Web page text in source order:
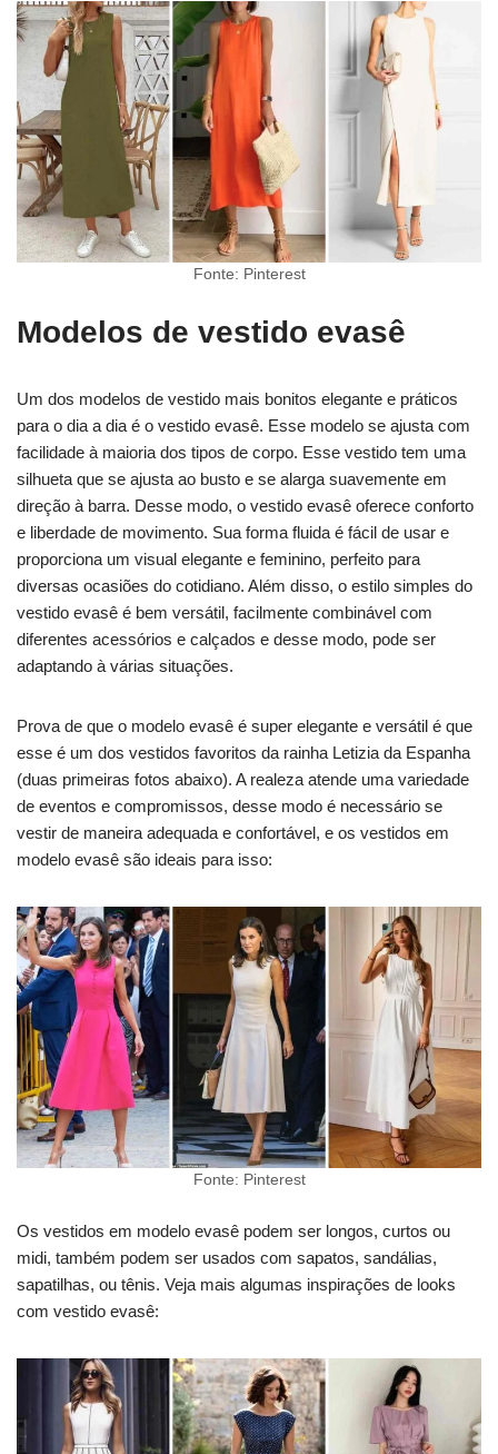
Fonte: Pinterest
Modelos de vestido evasê
Um dos modelos de vestido mais bonitos elegante e práticos
para o dia a dia é o vestido evasê. Esse modelo se ajusta com
facilidade à maioria dos tipos de corpo. Esse vestido tem uma
silhueta que se ajusta ao busto e se alarga suavemente em
direção à barra. Desse modo, o vestido evasê oferece conforto
e liberdade de movimento. Sua forma fluida é fácil de usar e
proporciona um visual elegante e feminino, perfeito para
diversas ocasiões do cotidiano. Além disso, o estilo simples do
vestido evasê é bem versátil, facilmente combinável com
diferentes acessórios e calçados e desse modo, pode ser
adaptando à várias situações.
Prova de que o modelo evasê é super elegante e versátil é que
esse é um dos vestidos favoritos da rainha Letizia da Espanha
(duas primeiras fotos abaixo). A realeza atende uma variedade
de eventos e compromissos, desse modo é necessário se
vestir de maneira adequada e confortável, e os vestidos em
modelo evasê são ideais para isso:
Fonte: Pinterest
Os vestidos em modelo evasê podem ser longos, curtos ou
midi, também podem ser usados com sapatos, sandálias,
sapatilhas, ou tênis. Veja mais algumas inspirações de looks
com vestido evasê: